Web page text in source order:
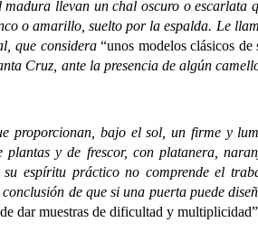
madura llevan un chal oscuro o escarlata
o amarillo, suelto por la espalda. Le
que considera“unos modelos clásicos de
Cruz, ante la presencia de algún
bajo el sol, un firme y
y de frescor, con platanera,
espíritu práctico no comprende el
de que si una puerta puede
dar muestras de dificultad y